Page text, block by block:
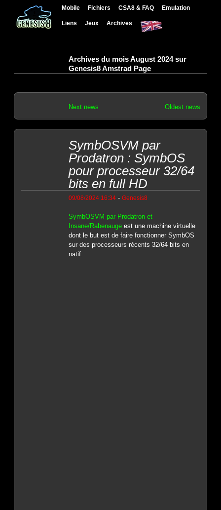
Mobile Fichiers CSA8 & FAQ Emulation
Liens Jeux Archives
Archives du mois August 2024 sur
Genesis8 Amstrad Page
Next news Oldest news
SymbOSVM par
Prodatron : SymbOS
pour processeur 32/64
bits en full HD
09/08/2024 16:34- Genesis8
SymbOSVM par Prodatron et
Insane/Rabenaugeest une machine virtuelle
dont le but est de faire fonctionner SymbOS
sur des processeurs récents 32/64 bits en
natif.